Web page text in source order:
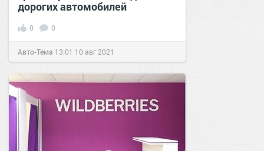
дорогих автомобилей
0 0
Авто-Тема 13:01 10 авг 2021